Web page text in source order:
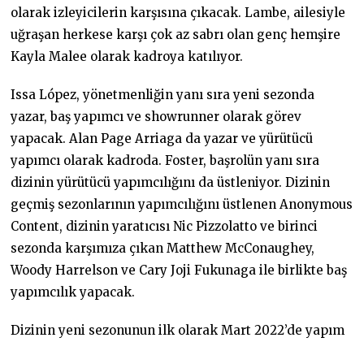
olarak izleyicilerin karşısına çıkacak. Lambe, ailesiyle
uğraşan herkese karşı çok az sabrı olan genç hemşire
Kayla Malee olarak kadroya katılıyor.
Issa López, yönetmenliğin yanı sıra yeni sezonda
yazar, baş yapımcı ve showrunner olarak görev
yapacak. Alan Page Arriaga da yazar ve yürütücü
yapımcı olarak kadroda. Foster, başrolün yanı sıra
dizinin yürütücü yapımcılığını da üstleniyor. Dizinin
geçmiş sezonlarının yapımcılığını üstlenen Anonymous
Content, dizinin yaratıcısı Nic Pizzolatto ve birinci
sezonda karşımıza çıkan Matthew McConaughey,
Woody Harrelson ve Cary Joji Fukunaga ile birlikte baş
yapımcılık yapacak.
Dizinin yeni sezonunun ilk olarak Mart 2022’de yapım